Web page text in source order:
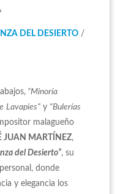
DEL DESIERTO /
“Minoría
Lavapies” y “Bulerías
malagueño
JUAN MARTÍNEZ,
del Desierto”, su
donde
y elegancia los